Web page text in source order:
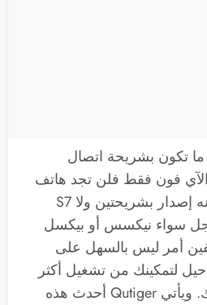
ما تكون بشريحة اتصال
فون فقط فلن تجد هاتف
S8 القادم قريباً يوجد منه إصدار بشريحتين ولا S7
سواء نيكسس أو بيكسل
أمر ليس بالسهل على
لتمكينك من تشغيل أكثر
من شريحة على جهازك. ويأتي Qutiger أحدث هذه